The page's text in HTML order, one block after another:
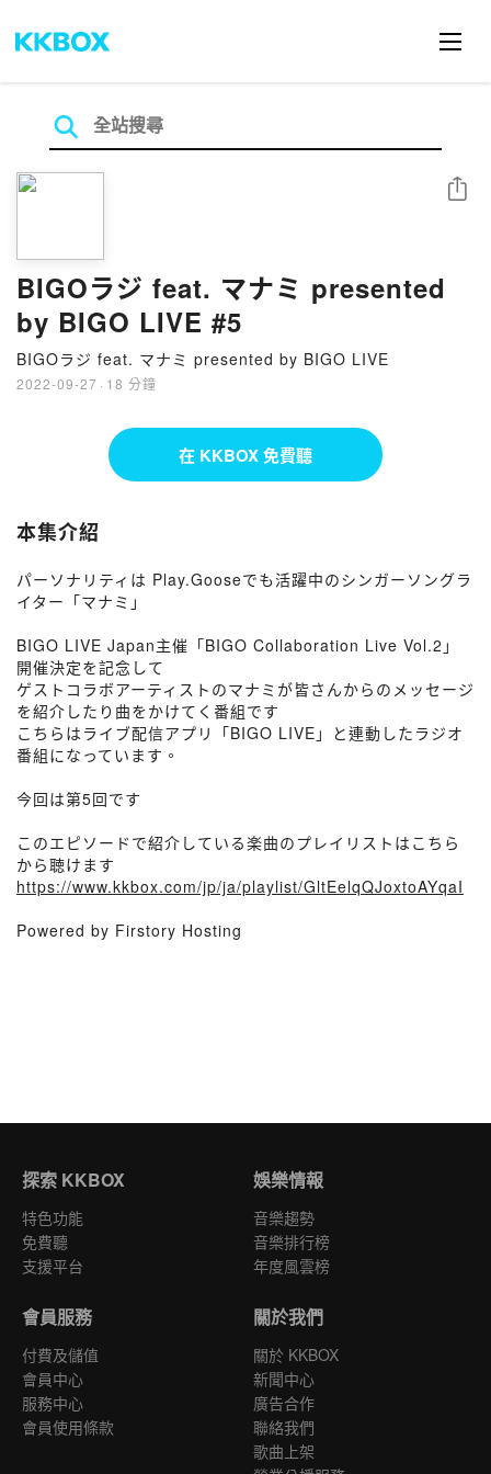
BIGOラジ feat. マナミ presented
by BIGO LIVE #5
BIGOラジ feat. マナミ presented by BIGO LIVE
2022-09-27 · 18 分鐘
分享
在 KKBOX 免費聽
本集介紹
パーソナリティは Play.Gooseでも活躍中のシンガーソングラ
イター「マナミ」
BIGO LIVE Japan主催「BIGO Collaboration Live Vol.2」
開催決定を記念して
ゲストコラボアーティストのマナミが皆さんからのメッセージ
を紹介したり曲をかけてく番組です
こちらはライブ配信アプリ「BIGO LIVE」と連動したラジオ
番組になっています。
今回は第5回です
このエピソードで紹介している楽曲のプレイリストはこちら
から聴けます
https://www.kkbox.com/jp/ja/playlist/GltEelqQJoxtoAYqaI
Powered by Firstory Hosting
探索 KKBOX
特色功能
免費聽
支援平台
娛樂情報
音樂趨勢
音樂排行榜
年度風雲榜
會員服務
付費及儲值
會員中心
服務中心
會員使用條款
關於我們
關於 KKBOX
新聞中心
廣告合作
聯絡我們
歌曲上架